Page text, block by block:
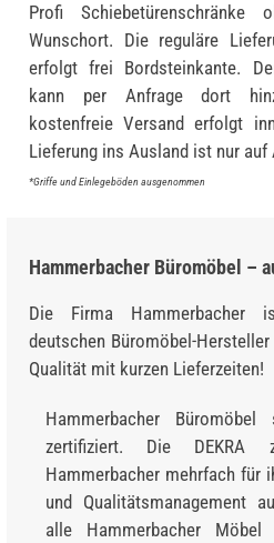
Profi
Wunschort. Die reguläre
erfolgt frei Bordsteinkante.
kann per Anfrage dort
kostenfreie Versand erfolgt
Lieferung ins Ausland ist nur
*Griffe und Einlegeböden ausgenommen
Hammerbacher Büromöbel –
Die Firma Hammerbacher
deutschen Büromöbel-
Qualität mit kurzen Lieferzeiten!
Hammerbacher
zertifiziert. Die DEKRA
Hammerbacher mehrfach für
und Qualitätsmanagement
alle Hammerbacher Möbel